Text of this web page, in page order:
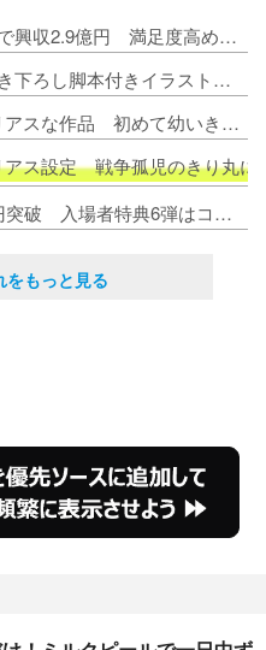
1. 映画『忍たま』公開3日間で興収2.9億円 満足度高めで高評価！初日ランキング1位
2. 『忍たま』第4弾特典は描き下ろし脚本付きイラストカード 3つの後日談ストーリー
3. 『忍たま』映画は最もシリアスな作品 初めて幼いきり丸描かれ原作者「あれがあの時代の戦災孤児の姿」
アス設定 戦争孤児のきり丸
5. 『忍たま』映画興収15億円突破 入場者特典6弾はコマフィルム風しおり（全5種）！原画8枚解禁
もっと見る